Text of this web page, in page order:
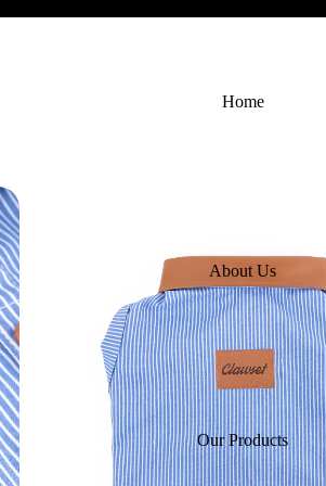
Home
About Us
Our Products